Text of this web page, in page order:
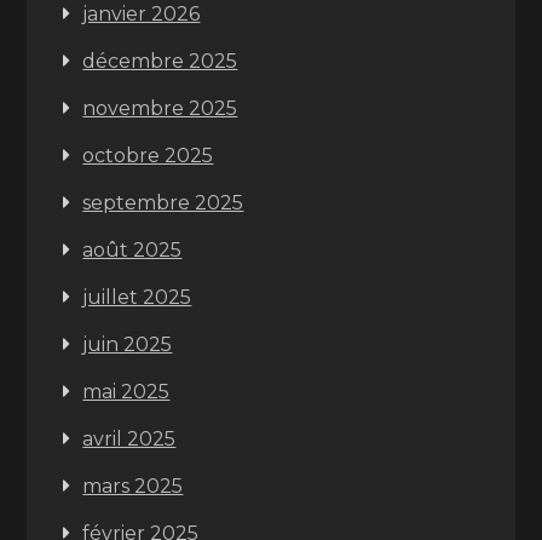
janvier 2026
décembre 2025
novembre 2025
octobre 2025
septembre 2025
août 2025
juillet 2025
juin 2025
mai 2025
avril 2025
mars 2025
février 2025